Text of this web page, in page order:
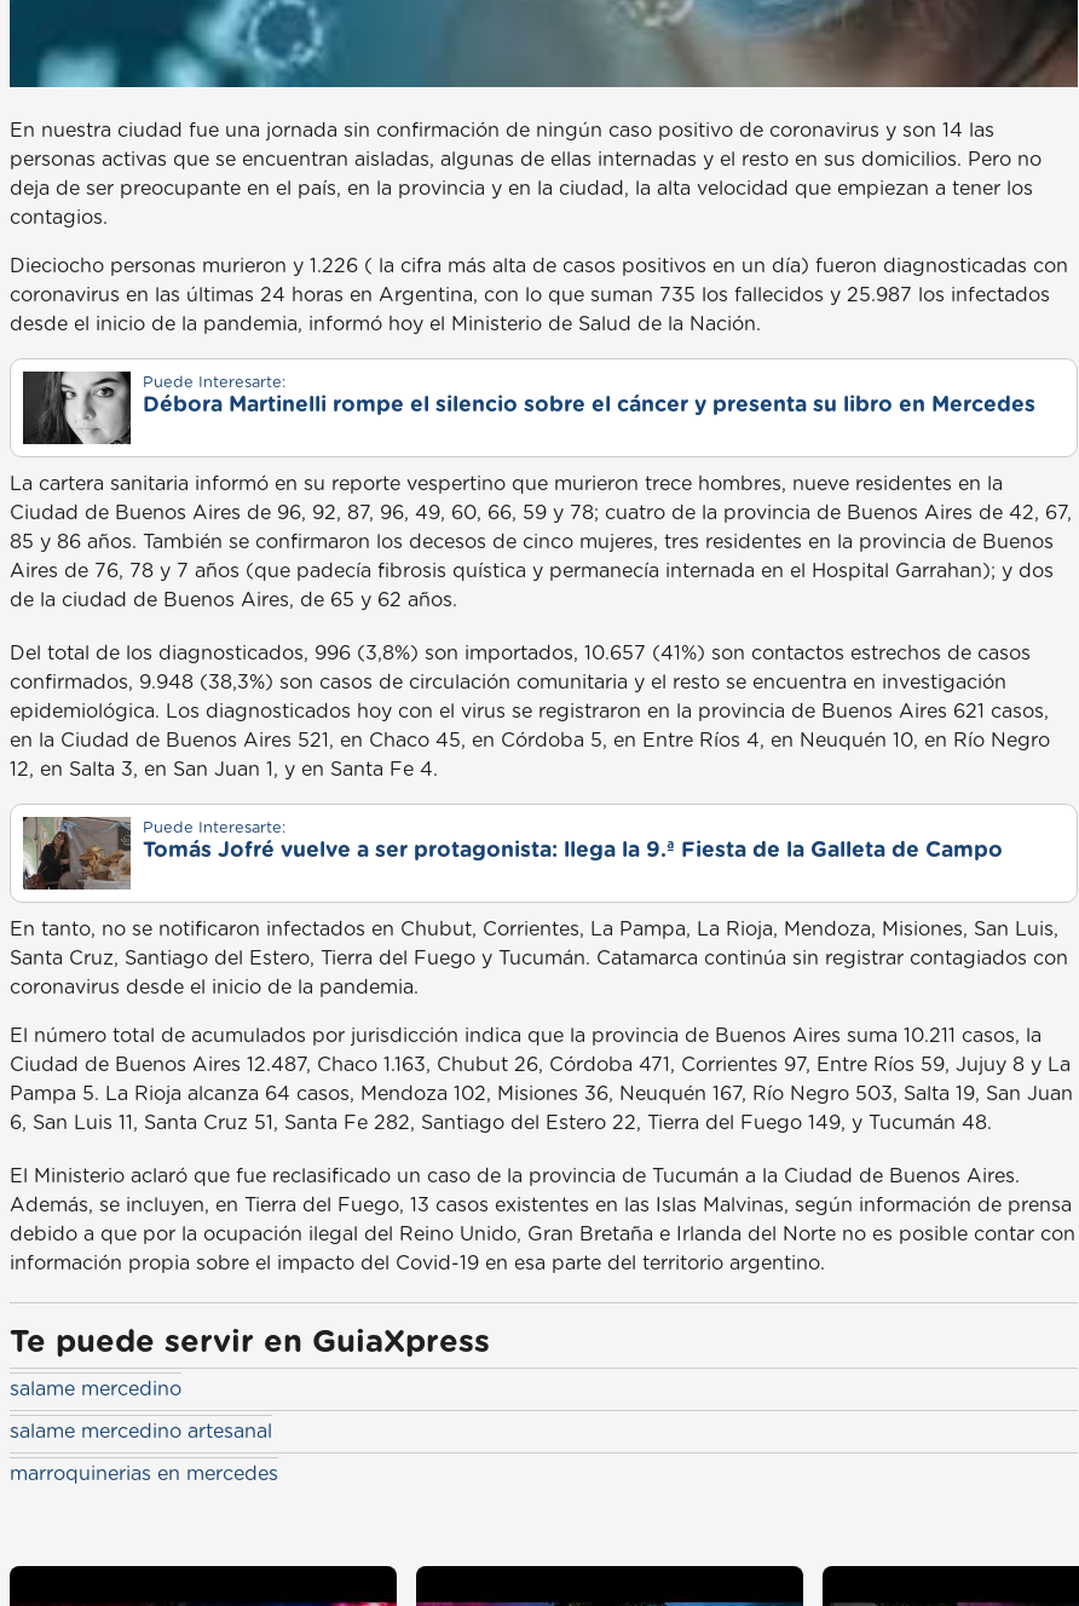
En nuestra ciudad fue una jornada sin confirmación de ningún caso positivo de coronavirus y son 14 las
personas activas que se encuentran aisladas, algunas de ellas internadas y el resto en sus domicilios. Pero no
deja de ser preocupante en el país, en la provincia y en la ciudad, la alta velocidad que empiezan a tener los
contagios.
Dieciocho personas murieron y 1.226 ( la cifra más alta de casos positivos en un día) fueron diagnosticadas con
coronavirus en las últimas 24 horas en Argentina, con lo que suman 735 los fallecidos y 25.987 los infectados
desde el inicio de la pandemia, informó hoy el Ministerio de Salud de la Nación.
Puede Interesarte:
Débora Martinelli rompe el silencio sobre el cáncer y presenta su libro en Mercedes
La cartera sanitaria informó en su reporte vespertino que murieron trece hombres, nueve residentes en la
Ciudad de Buenos Aires de 96, 92, 87, 96, 49, 60, 66, 59 y 78; cuatro de la provincia de Buenos Aires de 42, 67,
85 y 86 años. También se confirmaron los decesos de cinco mujeres, tres residentes en la provincia de Buenos
Aires de 76, 78 y 7 años (que padecía fibrosis quística y permanecía internada en el Hospital Garrahan); y dos
de la ciudad de Buenos Aires, de 65 y 62 años.
Del total de los diagnosticados, 996 (3,8%) son importados, 10.657 (41%) son contactos estrechos de casos
confirmados, 9.948 (38,3%) son casos de circulación comunitaria y el resto se encuentra en investigación
epidemiológica. Los diagnosticados hoy con el virus se registraron en la provincia de Buenos Aires 621 casos,
en la Ciudad de Buenos Aires 521, en Chaco 45, en Córdoba 5, en Entre Ríos 4, en Neuquén 10, en Río Negro
12, en Salta 3, en San Juan 1, y en Santa Fe 4.
Puede Interesarte:
Tomás Jofré vuelve a ser protagonista: llega la 9.ª Fiesta de la Galleta de Campo
En tanto, no se notificaron infectados en Chubut, Corrientes, La Pampa, La Rioja, Mendoza, Misiones, San Luis,
Santa Cruz, Santiago del Estero, Tierra del Fuego y Tucumán. Catamarca continúa sin registrar contagiados con
coronavirus desde el inicio de la pandemia.
El número total de acumulados por jurisdicción indica que la provincia de Buenos Aires suma 10.211 casos, la
Ciudad de Buenos Aires 12.487, Chaco 1.163, Chubut 26, Córdoba 471, Corrientes 97, Entre Ríos 59, Jujuy 8 y La
Pampa 5. La Rioja alcanza 64 casos, Mendoza 102, Misiones 36, Neuquén 167, Río Negro 503, Salta 19, San Juan
6, San Luis 11, Santa Cruz 51, Santa Fe 282, Santiago del Estero 22, Tierra del Fuego 149, y Tucumán 48.
El Ministerio aclaró que fue reclasificado un caso de la provincia de Tucumán a la Ciudad de Buenos Aires.
Además, se incluyen, en Tierra del Fuego, 13 casos existentes en las Islas Malvinas, según información de prensa
debido a que por la ocupación ilegal del Reino Unido, Gran Bretaña e Irlanda del Norte no es posible contar con
información propia sobre el impacto del Covid-19 en esa parte del territorio argentino.
Te puede servir en GuiaXpress
salame mercedino
salame mercedino artesanal
marroquinerias en mercedes